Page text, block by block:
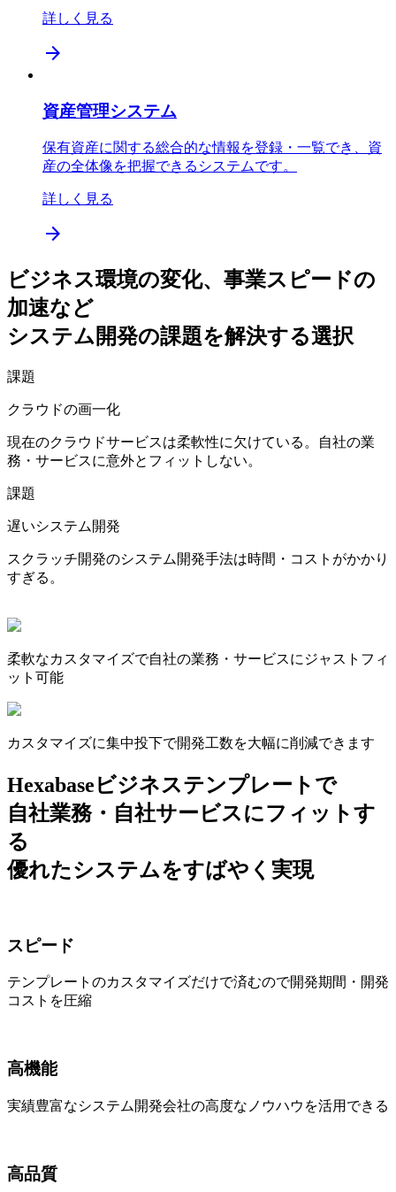
詳しく見る
arrow_forward
資産管理システム
保有資産に関する総合的な情報を登録・一覧でき、資
産の全体像を把握できるシステムです。
詳しく見る
arrow_forward
ビジネス環境の変化、事業スピードの
加速など
システム開発の課題を解決する選択
課題
クラウドの画一化
現在のクラウドサービスは柔軟性に欠けている。自社の業
務・サービスに意外とフィットしない。
課題
遅いシステム開発
スクラッチ開発のシステム開発手法は時間・コストがかかり
すぎる。
柔軟なカスタマイズで自社の業務・サービスにジャストフィ
ット可能
カスタマイズに集中投下で開発工数を大幅に削減できます
Hexabaseビジネステンプレートで
自社業務・自社サービスにフィットす
る
優れたシステムをすばやく実現
スピード
テンプレートのカスタマイズだけで済むので開発期間・開発
コストを圧縮
高機能
実績豊富なシステム開発会社の高度なノウハウを活用できる
高品質